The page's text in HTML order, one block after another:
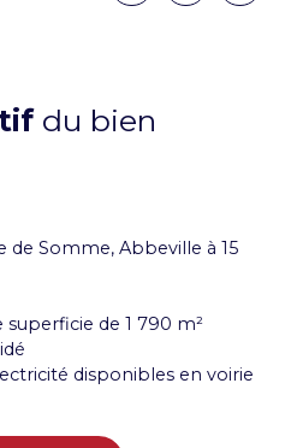
du bien
de Somme, Abbeville à 15
de 1 790 m²
disponibles en voirie